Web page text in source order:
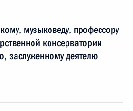
музыковеду, профессору
консерватории
заслуженному деятелю